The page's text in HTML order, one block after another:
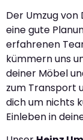
Der Umzug
eine gute
erfahrenen
kümmern uns
deiner Möbel
zum Transport
dich um nichts
Einleben in